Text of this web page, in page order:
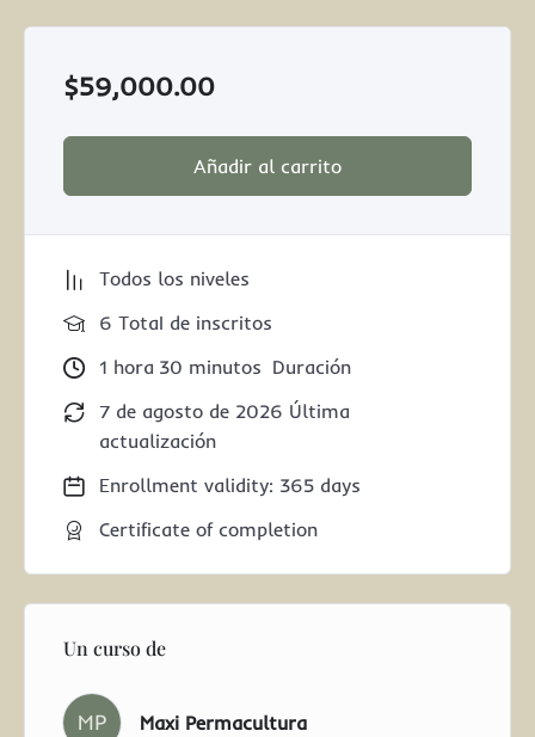
$59,000.00
Añadir al carrito
Todos los niveles
6 TotaI de inscritos
1 hora 30 minutos Duración
7 de agosto de 2026 Última
actualización
Enrollment validity: 365 days
Certificate of completion
Un curso de
MP Maxi Permacultura